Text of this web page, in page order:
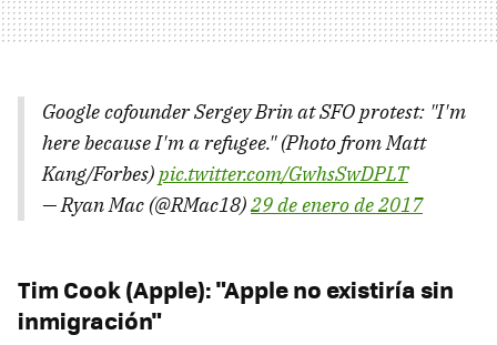
Google cofounder Sergey Brin at SFO protest: "I'm
here because I'm a refugee." (Photo from Matt
Kang/Forbes)pic.twitter.com/GwhsSwDPLT
— Ryan Mac (@RMac18)29 de enero de 2017
Tim Cook (Apple): "Apple no existiría sin
inmigración"